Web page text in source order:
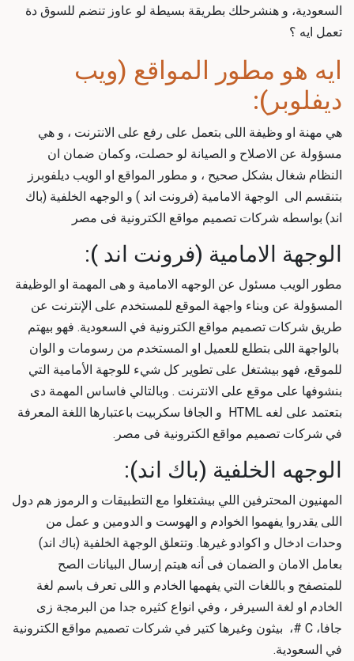
السعودية، و هنشرحلك بطريقة بسيطة لو عاوز تنضم للسوق دة
تعمل ايه ؟
ايه هو مطور المواقع (ويب
ديفلوبر):
هي مهنة او وظيفة اللى بتعمل على رفع على الانترنت ، و هي
مسؤولة عن الاصلاح و الصيانة لو حصلت، وكمان ضمان ان
النظام شغال بشكل صحيح ، و مطور المواقع او الويب ديلفوبرز
بتنقسم الى الوجهة الامامية (فرونت اند ) و الوجهه الخلفية (باك
اند) بواسطه شركات تصميم مواقع الكترونية فى مصر
الوجهة الامامية (فرونت اند ):
مطور الويب مسئول عن الوجهه الامامية و هى المهمة او الوظيفة
المسؤولة عن وبناء واجهة الموقع للمستخدم على الإنترنت عن
طريق شركات تصميم مواقع الكترونية في السعودية. فهو بيهتم
بالواجهة اللى بتطلع للعميل او المستخدم من رسومات و الوان
للموقع، فهو بيشتغل على تطوير كل شيء للوجهة الأمامية التي
بنشوفها على موقع على الانترنت . وبالتالي فاساس المهمة دى
بتعتمد على لغه HTML و الجافا سكربيت باعتبارها اللغة المعرفة
في شركات تصميم مواقع الكترونية فى مصر .
الوجهه الخلفية (باك اند):
المهنيون المحترفين اللي بيشتغلوا مع التطبيقات و الرموز هم دول
اللى يقدروا يفهموا الخوادم و الهوست و الدومين و عمل من
وحدات ادخال و اكوادو غيرها. وتتعلق الوجهة الخلفية (باك اند)
بعامل الامان و الضمان فى أنه هيتم إرسال البيانات الصح
للمتصفح و باللغات التي يفهمها الخادم و اللى تعرف باسم لغة
الخادم او لغة السيرفر ، وفي انواع كثيره جدا من البرمجة زى
جافا، C #، بيثون وغيرها كتير في شركات تصميم مواقع الكترونية
في السعودية.